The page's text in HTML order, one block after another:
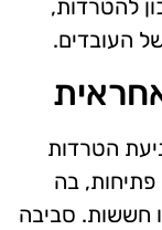
להטרדות,
העובדים.
הטרדות
פתיחות, בה
חששות. סביבה